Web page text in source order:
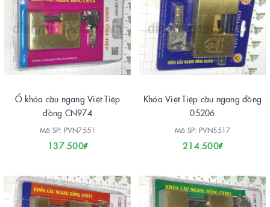
Ổ khóa cầu ngang Việt Tiệp
đồng CN974
Mã SP: PVN7551
137.500₫
Khóa Việt Tiệp cầu ngang đồng
05206
Mã SP: PVN5517
214.500₫